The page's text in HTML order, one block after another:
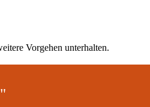
Vorgehen unterhalten.